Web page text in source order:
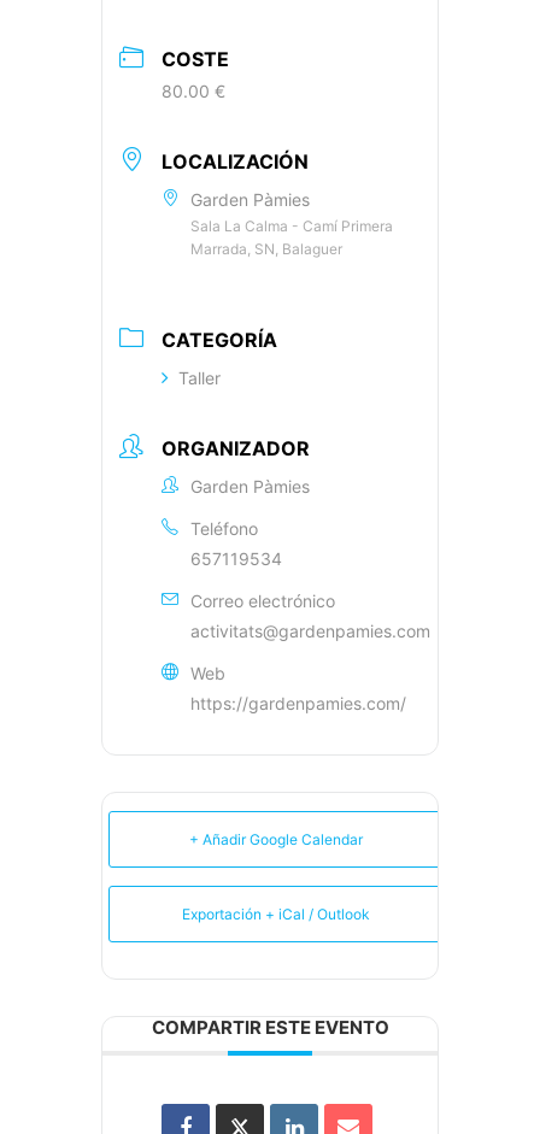
COSTE
80.00 €
LOCALIZACIÓN
Garden Pàmies
Sala La Calma - Camí Primera
Marrada, SN, Balaguer
CATEGORÍA
Taller
ORGANIZADOR
Garden Pàmies
Teléfono
657119534
Correo electrónico
activitats@gardenpamies.com
Web
https://gardenpamies.com/
+ Añadir Google Calendar
Exportación + iCal / Outlook
COMPARTIR ESTE EVENTO